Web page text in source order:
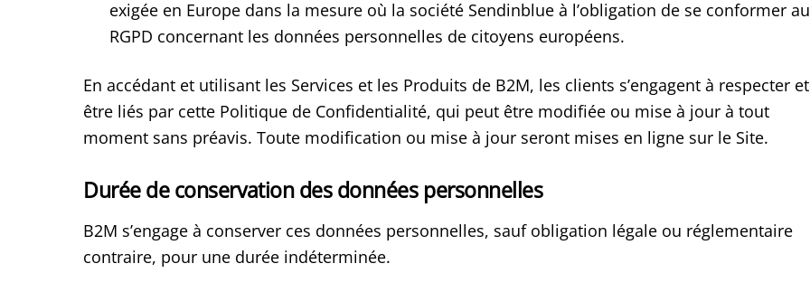
exigée en Europe dans la mesure où la société Sendinblue à l’obligation de se conformer au
RGPD concernant les données personnelles de citoyens européens.
En accédant et utilisant les Services et les Produits de B2M, les clients s’engagent à respecter
être liés par cette Politique de Confidentialité, qui peut être modifiée ou mise à jour à tout
moment sans préavis. Toute modification ou mise à jour seront mises en ligne sur le Site.
Durée de conservation des données personnelles
B2M s’engage à conserver ces données personnelles, sauf obligation légale ou réglementaire
contraire, pour une durée indéterminée.